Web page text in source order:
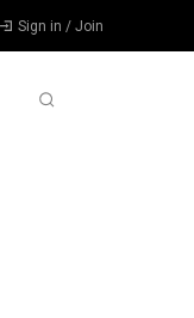
Sign in / Join